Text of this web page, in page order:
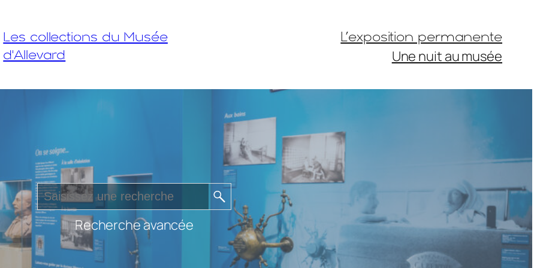
Les collections du Musée
d'Allevard
L’exposition permanente
Une nuit au musée
Recherche avancée